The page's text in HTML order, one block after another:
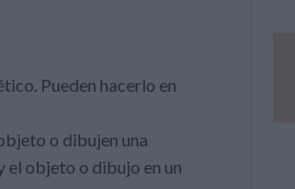
Pueden hacerlo en
o dibujen una
el objeto o dibujo en un